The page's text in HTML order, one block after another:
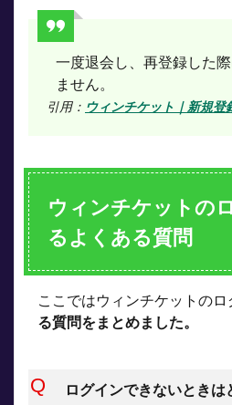
一度退会し、再登録した
ません。
引用： ウィンチケット｜新規登
ウィンチケットの
るよくある質問
ここではウィンチケットのロ
る質問をまとめました。
ログインできないときは